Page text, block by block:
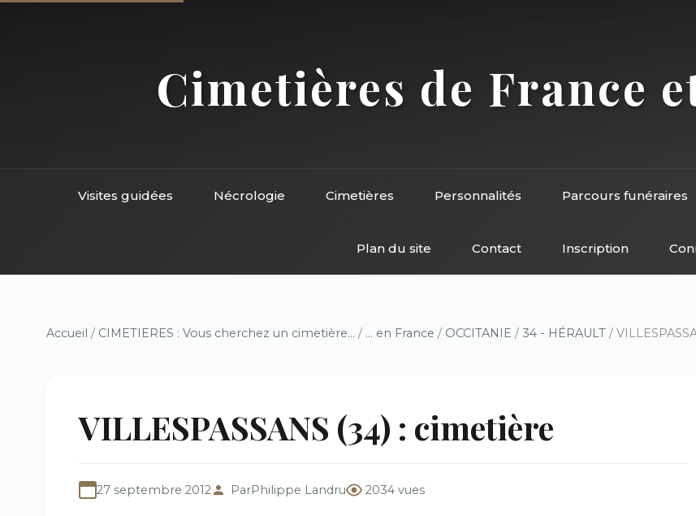
Cimetières de France
Visites guidées Nécrologie Cimetières Personnalités Parcours funéraires
Plan du site Contact Inscription
Accueil / CIMETIERES : Vous cherchez un cimetière... / ... en France / OCCITANIE / 34 - HÉRAULT /
VILLESPASSANS (34) : cimetière
27 septembre 2012 ParPhilippe Landru 2034 vues